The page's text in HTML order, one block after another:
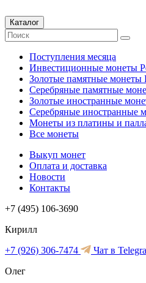
Каталог
Поступления месяца
Инвестиционные монеты
Золотые памятные
Серебряные памятные
Золотые иностранные
Серебряные иностранные
Монеты из платины и
Все монеты
Выкуп монет
Оплата и доставка
Новости
Контакты
+7 (495) 106-3690
Кирилл
+7 (926) 306-7474
Чат в
Олег